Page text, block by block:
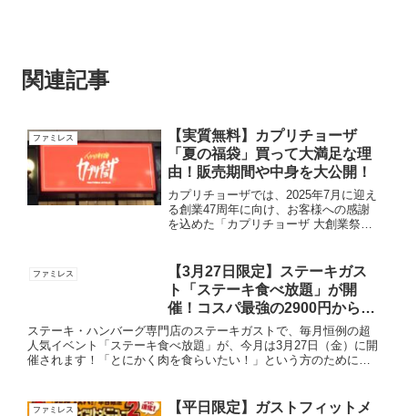
関連記事
ファミレス
【実質無料】カプリチョーザ
「夏の福袋」買って大満足な理
由！販売期間や中身を大公開！
カプリチョーザでは、2025年7月に迎え
る創業47周年に向け、お客様への感謝
を込めた「カプリチョーザ 大創業祭」
(火)～8月31日(日)の期間で販売されま
す。今年の...
ファミレス
【3月27日限定】ステーキガス
ト「ステーキ食べ放題」が開
催！コスパ最強の2900円から肉
ざんまい！
ステーキ・ハンバーグ専門店のステーキガストで、毎月恒例の超
人気イベント「ステーキ食べ放題」が、今月は3月27日（金）に開
催されます！「とにかく肉を食らいたい！」という方のために、
ファミレス
【平日限定】ガストフィットメ